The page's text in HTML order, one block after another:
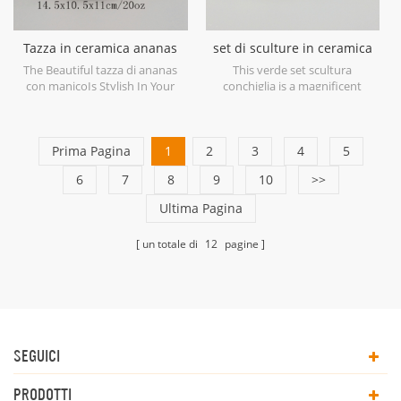
Tazza in ceramica ananas
con manico dorato
The Beautiful tazza di ananas
con manicoIs Stylish In Your
set di sculture in ceramica
verde con guscio
This verde set scultura
conchiglia is a magnificent
Prima Pagina 1 2 3 4
5
6
7 8 9 10
>>
Ultima Pagina
un totale di 12 pagine
SEGUICI
PRODOTTI